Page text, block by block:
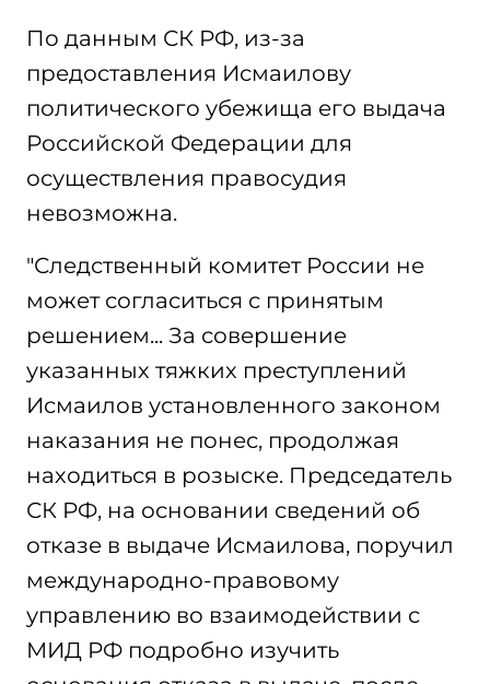
По данным СК РФ, из-за
предоставления Исмаилову
политического убежища его выдача
Российской Федерации для
осуществления правосудия
невозможна.
"Следственный комитет России не
может согласиться с принятым
решением... За совершение
указанных тяжких преступлений
Исмаилов установленного законом
наказания не понес, продолжая
находиться в розыске. Председатель
СК РФ, на основании сведений об
отказе в выдаче Исмаилова, поручил
международно-правовому
управлению во взаимодействии с
МИД РФ подробно изучить